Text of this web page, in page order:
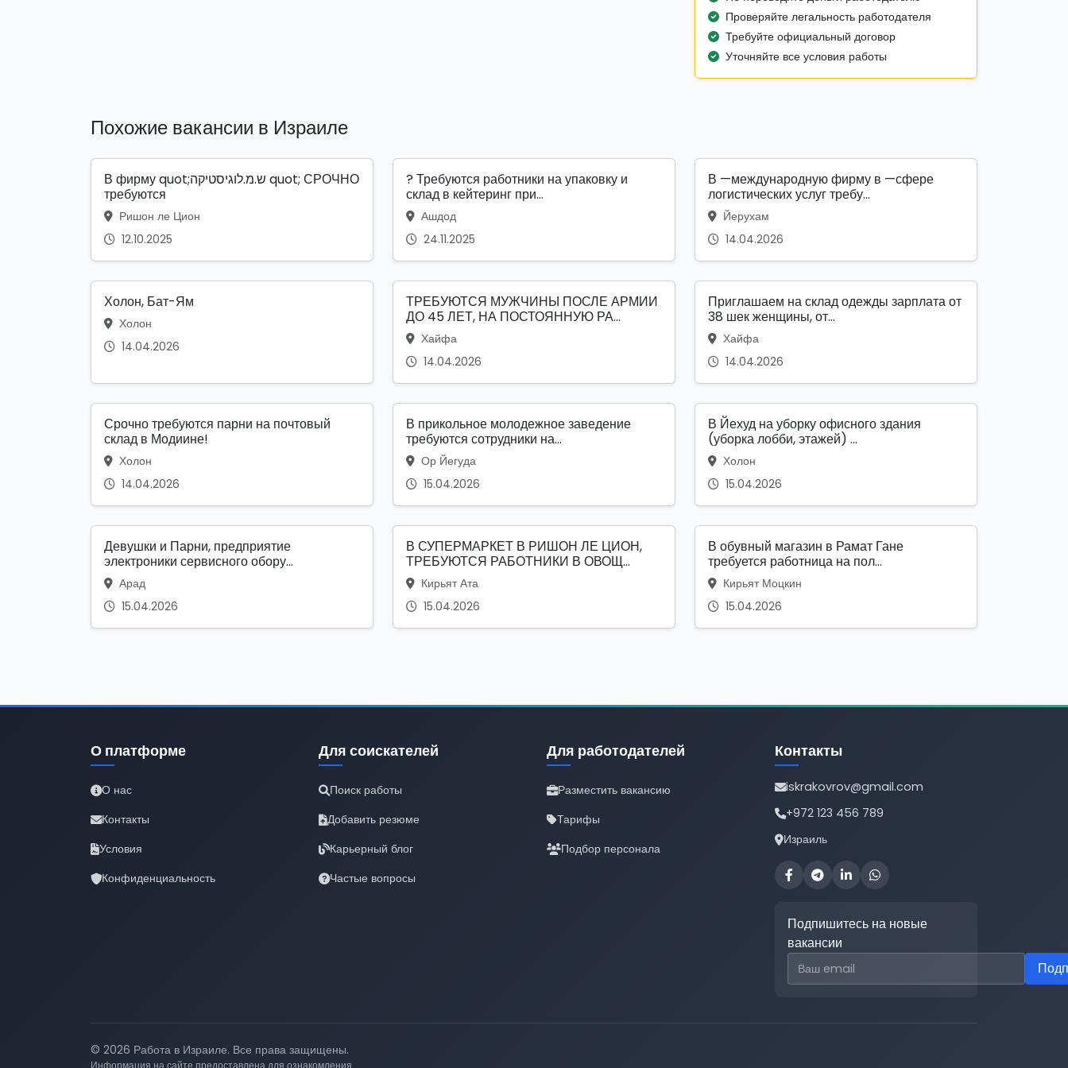
Проверяйте легальность работодателя
Требуйте официальный договор
Уточняйте все условия работы
Похожие вакансии в Израиле
В фирму quot;ש.מ.לוגיסטיקה quot; СРОЧНО
требуются
Ришон ле Цион
12.10.2025
? Требуются работники на упаковку и
склад в кейтеринг при...
Ашдод
24.11.2025
В —международную фирму в —сфере
логистических услуг требу...
Йерухам
14.04.2026
Холон, Бат-Ям
Холон
14.04.2026
ТРЕБУЮТСЯ МУЖЧИНЫ ПОСЛЕ АРМИИ
ДО 45 ЛЕТ, НА ПОСТОЯННУЮ РА...
Хайфа
14.04.2026
Приглашаем на склад одежды зарплата от
38 шек женщины, от...
Хайфа
14.04.2026
Срочно требуются парни на почтовый
склад в Модиине!
Холон
14.04.2026
В прикольное молодежное заведение
требуются сотрудники на...
Ор Йегуда
15.04.2026
В Йехуд на уборку офисного здания
(уборка лобби, этажей) ...
Холон
15.04.2026
Девушки и Парни, предприятие
электроники сервисного обору...
Арад
15.04.2026
В СУПЕРМАРКЕТ В РИШОН ЛЕ ЦИОН,
ТРЕБУЮТСЯ РАБОТНИКИ В ОВОЩ...
Кирьят Ата
15.04.2026
В обувный магазин в Рамат Гане
требуется работница на пол...
Кирьят Моцкин
15.04.2026
О платформе
О нас
Контакты
Условия
Конфиденциальность
Для соискателей
Поиск работы
Добавить резюме
Карьерный блог
Частые вопросы
Для работодателей
Разместить вакансию
Тарифы
Подбор персонала
Контакты
iskrakovrov@gmail.com
+972 123 456 789
Израиль
Подпишитесь на новые
вакансии
Email для подписки
© 2026 Работа в Израиле. Все права защищены.